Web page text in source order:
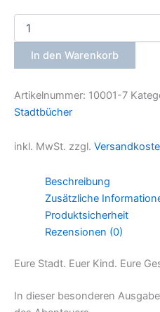
Augsburg
persönliches
Menge
In den Warenkorb
Artikelnummer: 10001-7
Stadtbücher
inkl. MwSt. zzgl.
Beschreibung
Zusätzliche
Produktsicherheit
Rezensionen (0)
Eure Stadt. Euer Kind. Eure
In dieser besonderen